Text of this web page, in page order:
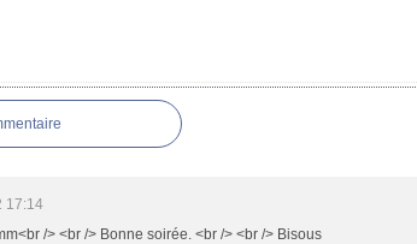
17:14
/> <br /> Bonne soirée. <br /> <br /> Bisous